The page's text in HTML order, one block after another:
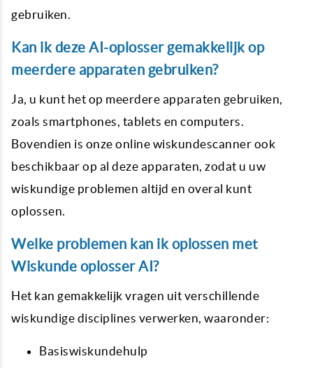
gebruiken.
Kan ik deze AI-oplosser gemakkelijk op
meerdere apparaten gebruiken?
Ja, u kunt het op meerdere apparaten gebruiken,
zoals smartphones, tablets en computers.
Bovendien is onze online wiskundescanner ook
beschikbaar op al deze apparaten, zodat u uw
wiskundige problemen altijd en overal kunt
oplossen.
Welke problemen kan ik oplossen met
Wiskunde oplosser AI?
Het kan gemakkelijk vragen uit verschillende
wiskundige disciplines verwerken, waaronder:
Basiswiskundehulp